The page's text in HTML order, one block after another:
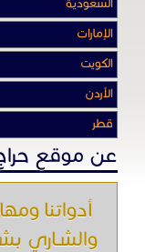
عن موقع
أدواتنا
والشـاري